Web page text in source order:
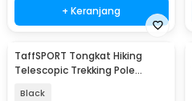
+ Keranjang
TaffSPORT Tongkat Hiking
Telescopic Trekking Pole
Black